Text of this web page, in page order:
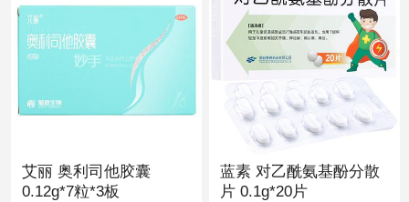
艾丽 奥利司他胶囊
0.12g*7粒*3板
蓝素 对乙酰氨基酚分散
片 0.1g*20片